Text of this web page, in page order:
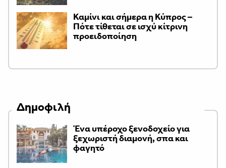
Καμίνι και σήμερα η Κύπρος –
Πότε τίθεται σε ισχύ κίτρινη
προειδοποίηση
Δημοφιλή
Ένα υπέροχο ξενοδοχείο για
ξεχωριστή διαμονή, σπα και
φαγητό